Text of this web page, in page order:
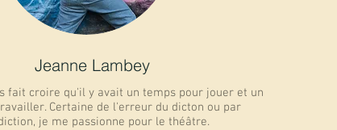
Jeanne Lambey
fait croire qu'il y avait un temps pour jouer et un
Certaine de l'erreur du dicton ou par
je me passionne pour le théâtre.